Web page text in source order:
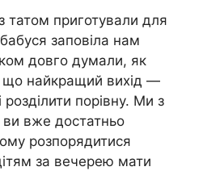
приготували для
заповіла нам
довго думали, як
що найкращий вихід —
розділити порівну. Ми з
вже достатньо
розпорядитися
за вечерею мати